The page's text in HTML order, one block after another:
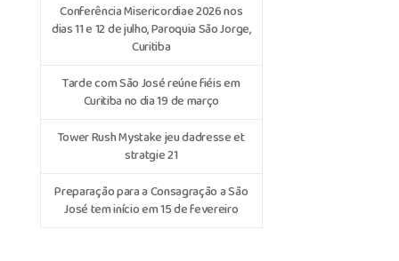
Conferência Misericordiae 2026 nos
dias 11 e 12 de julho, Paroquia São Jorge,
Curitiba
Tarde com São José reúne fiéis em
Curitiba no dia 19 de março
Tower Rush Mystake jeu dadresse et
stratgie 21
Preparação para a Consagração a São
José tem início em 15 de fevereiro